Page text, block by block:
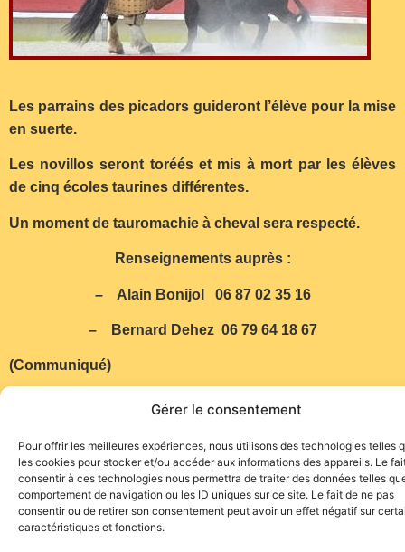
Gérer le consentement
Pour offrir les meilleures expériences, nous utilisons des technologies telles
les cookies pour stocker et/ou accéder aux informations des appareils. Le
consentir à ces technologies nous permettra de traiter des données telles
comportement de navigation ou les ID uniques sur ce site. Le fait de ne pas
consentir ou de retirer son consentement peut avoir un effet négatif sur
caractéristiques et fonctions.
Les parrains des picadors guideront l’élève pour la mise
en suerte.
Les novillos seront toréés et mis à mort par les élèves
de cinq écoles taurines différentes.
Un moment de tauromachie à cheval sera respecté.
Renseignements auprès :
– Alain Bonijol 06 87 02 35 16
– Bernard Dehez 06 79 64 18 67
(Communiqué)
Site de l'association TOROFIESTA